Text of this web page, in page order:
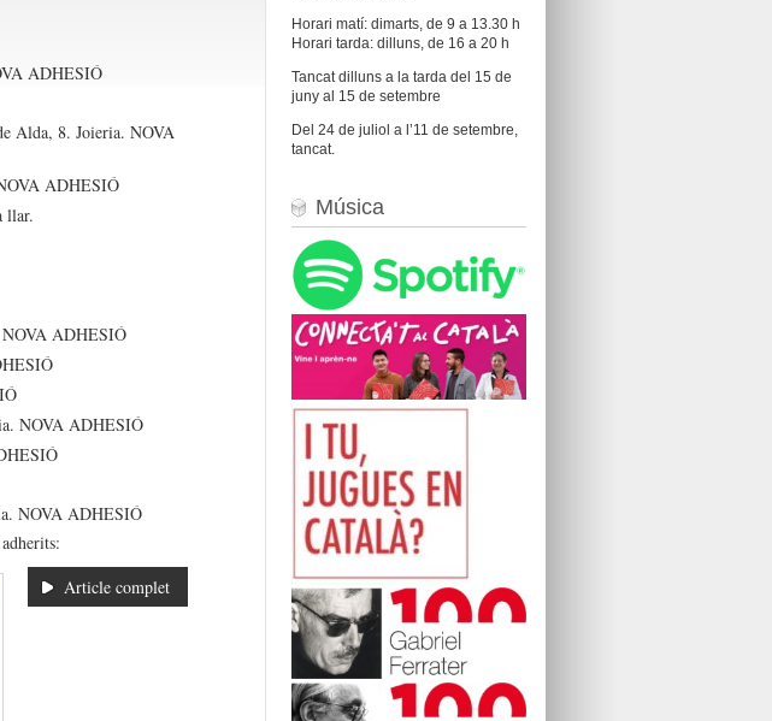
ADHESIÓ
Alda, 8. Joieria. NOVA
ADHESIÓ
llar.
NOVA ADHESIÓ
NOVA ADHESIÓ
NOVA ADHESIÓ
Article complet
Horari matí: dimarts, de 9 a 13.30 h
Horari tarda: dilluns, de 16 a 20 h
Tancat dilluns a la tarda del 15 de
juny al 15 de setembre
Del 24 de juliol a l’11 de setembre,
tancat.
Música